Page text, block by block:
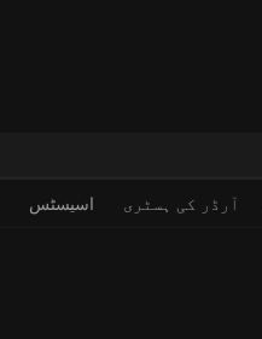
اسیسٹس آرڈر کی ہسٹری